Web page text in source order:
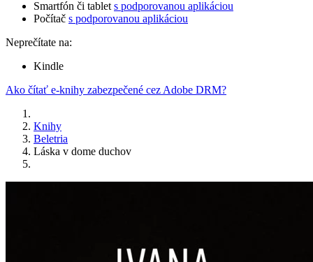
Smartfón či tablet s podporovanou aplikáciou
Počítač s podporovanou aplikáciou
Neprečítate na:
Kindle
Ako čítať e-knihy zabezpečené cez Adobe DRM?
Knihy
Beletria
Láska v dome duchov